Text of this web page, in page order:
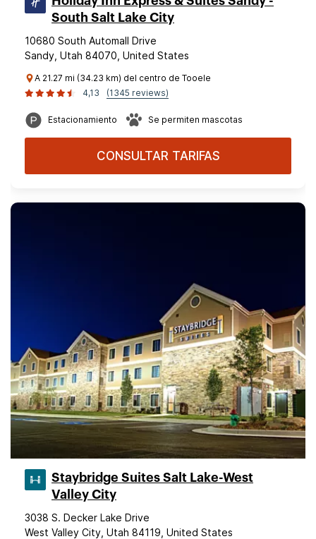
South Salt Lake City
10680 South Automall Drive
Sandy, Utah 84070, United States
A 21.27 mi (34.23 km) del centro de Tooele
4,13
(1345 reviews)
Estacionamiento Se permiten mascotas
CONSULTAR TARIFAS
Staybridge Suites Salt Lake-West
Valley City
3038 S. Decker Lake Drive
West Valley City, Utah 84119, United States